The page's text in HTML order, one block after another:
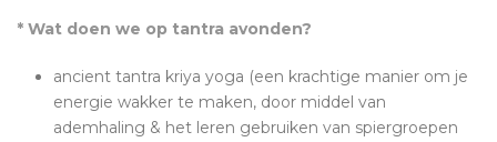
* Wat doen we op tantra avonden?
ancient tantra kriya yoga (een krachtige manier om je
energie wakker te maken, door middel van
ademhaling & het leren gebruiken van spiergroepen